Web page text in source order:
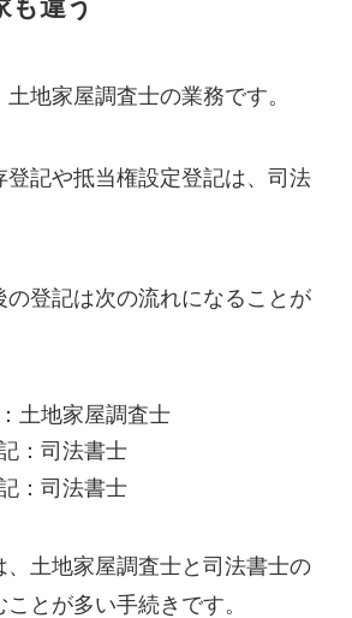
も違う
地家屋調査士の業務です。
登記や抵当権設定登記は、司法
の登記は次の流れになることが
土地家屋調査士
：司法書士
：司法書士
、土地家屋調査士と司法書士の
とが多い手続きです。